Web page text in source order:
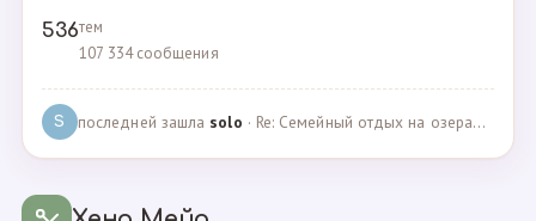
536тем
107 334 сообщения
S последней зашла solo · Re: Семейный отдых на озерах Челябинской области. П… · 04.05.2025